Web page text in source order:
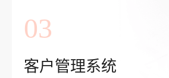
03
客户管理系统